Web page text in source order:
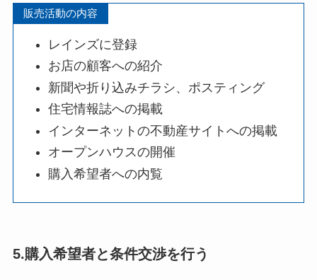
販売活動の内容
レインズに登録
お店の顧客への紹介
新聞や折り込みチラシ、ポスティング
住宅情報誌への掲載
インターネットの不動産サイトへの掲載
オープンハウスの開催
購入希望者への内覧
5.購入希望者と条件交渉を行う